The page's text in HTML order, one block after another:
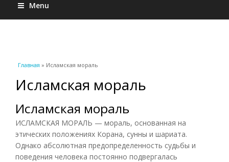
Menu
Вы здесь
Главная » Исламская мораль
Исламская мораль
Исламская мораль
ИСЛАМСКАЯ МОРАЛЬ — мораль, основанная на
этических положениях Корана, сунны и шариата.
Однако абсолютная предопределенность судьбы и
поведения человека постоянно подвергалась